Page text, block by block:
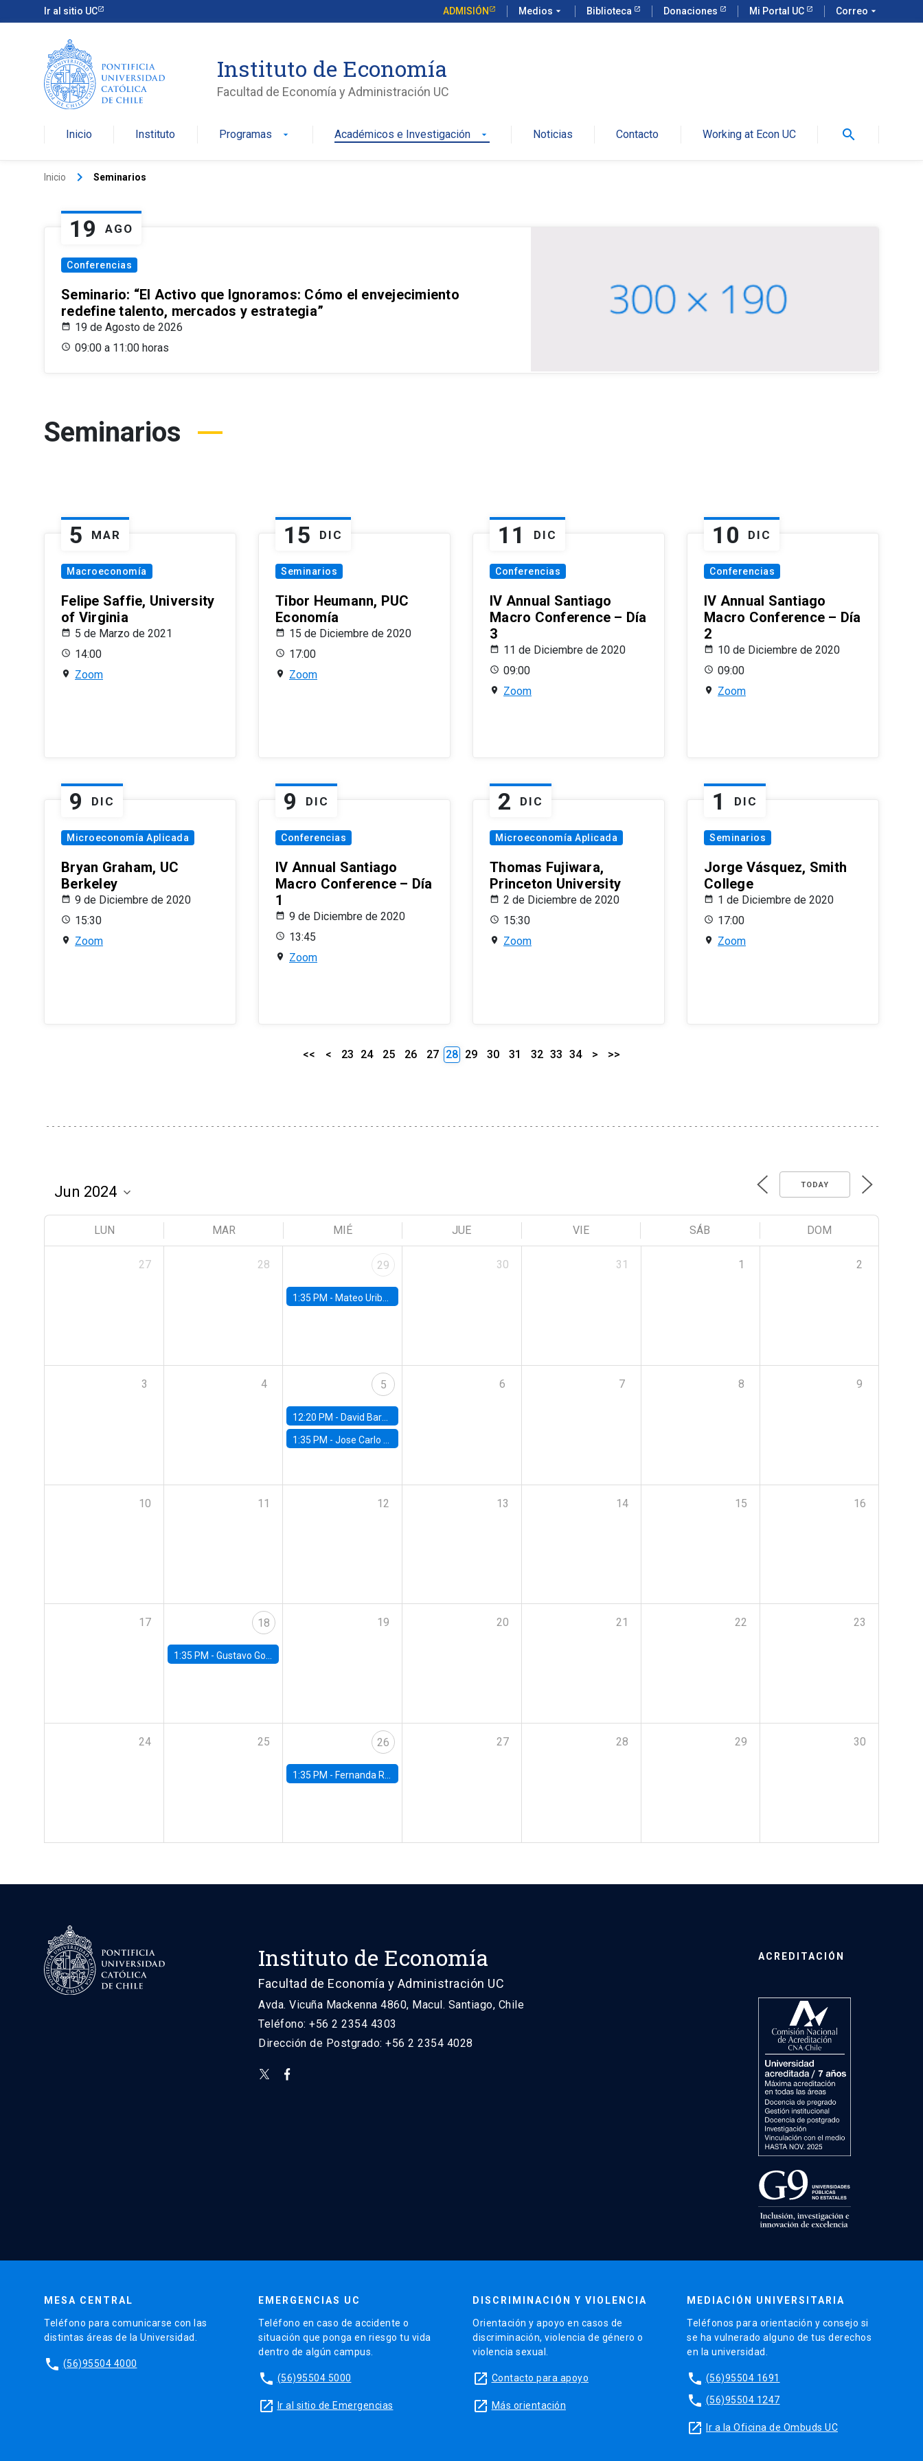
Ir al sitio UC ADMISIÓN Medios arrow_drop_down Biblioteca Donaciones Mi Portal UC Correo arrow_drop_down
Instituto de Economía
Facultad de Economía y Administración UC
Inicio Instituto Programas arrow_drop_down Académicos e Investigación arrow_drop_down Noticias Contacto Working at Econ UC search
Inicio keyboard_arrow_right Seminarios
19 AGO
Conferencias
Seminario: “El Activo que Ignoramos: Cómo el envejecimiento
redefine talento, mercados y estrategia”
19 de Agosto de 2026
09:00 a 11:00 horas
Seminarios
5 MAR
Macroeconomía
Felipe Saffie, University
of Virginia
5 de Marzo de 2021
14:00
Zoom
15 DIC
Seminarios
Tibor Heumann, PUC
Economía
15 de Diciembre de 2020
17:00
Zoom
11 DIC
Conferencias
IV Annual Santiago
Macro Conference – Día
3
11 de Diciembre de 2020
09:00
Zoom
10 DIC
Conferencias
IV Annual Santiago
Macro Conference – Día
2
10 de Diciembre de 2020
09:00
Zoom
9 DIC
Microeconomía Aplicada
Bryan Graham, UC
Berkeley
9 de Diciembre de 2020
15:30
Zoom
9 DIC
Conferencias
IV Annual Santiago
Macro Conference – Día
1
9 de Diciembre de 2020
13:45
Zoom
2 DIC
Microeconomía Aplicada
Thomas Fujiwara,
Princeton University
2 de Diciembre de 2020
15:30
Zoom
1 DIC
Seminarios
Jorge Vásquez, Smith
College
1 de Diciembre de 2020
17:00
Zoom
<< < 23 24 25 26 27 28 29 30 31 32 33 34 > >>
TODAY
LUN MAR MIÉ JUE VIE SÁB DOM
27 28 29
1:35 PM - Mateo Uribe-Castro, Universidad de los Andes (Colombia)
30 31 1 2
3 4 5
12:20 PM - David Bardey, Universidad de los Andes - CEDE
1:35 PM -Jose Carlo Bermudez, UC (ME) & World Bank
6 7 8 9
10 11 12 13 14 15 16
17 18
1:35 PM - Gustavo González, Banco Central de Chile
19 20 21 22 23
24 25 26
1:35 PM - Fernanda Rojas Ampuero, University of Wisconsin-Madison
27 28 29 30
Instituto de Economía
Facultad de Economía y Administración UC
Avda. Vicuña Mackenna 4860, Macul. Santiago, Chile
Teléfono: +56 2 2354 4303
Dirección de Postgrado: +56 2 2354 4028
ACREDITACIÓN
MESA CENTRAL
Teléfono para comunicarse con las
distintas áreas de la Universidad.
phone (56)95504 4000
EMERGENCIAS UC
Teléfono en caso de accidente o
situación que ponga en riesgo tu vida
dentro de algún campus.
phone (56)95504 5000
launch Ir al sitio de Emergencias
DISCRIMINACIÓN Y VIOLENCIA
Orientación y apoyo en casos de
discriminación, violencia de género o
violencia sexual.
launch Contacto para apoyo
launch Más orientación
MEDIACIÓN UNIVERSITARIA
Teléfonos para orientación y consejo si
se ha vulnerado alguno de tus derechos
en la universidad.
phone (56)95504 1691
phone (56)95504 1247
launch Ir a la Oficina de Ombuds UC